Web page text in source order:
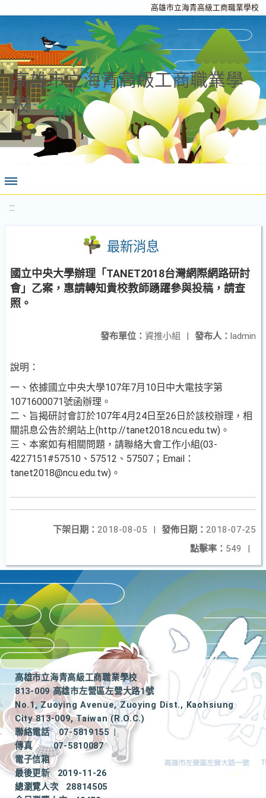
高雄市立海青高級工商職業學校
高雄市立海青高級工商職業學
校
:::
最新消息
國立中央大學辦理「TANET2018台灣網際網路研討
會」乙案，惠請轉知貴校教師踴躍參與投稿，請查
照。
發布人： ladmin
發布單位： 資推小組 |
說明：
一、依據國立中央大學107年7月10日中大電技字第
1071600071號函辦理。
二、旨揭研討會訂於107年4月24日至26日於該校辦理，相
關訊息公告於網站上(http://tanet2018.ncu.edu.tw)。
三、本案如有相關問題，請聯絡大會工作小組(03-
4227151#57510、57512、57507；Email：
tanet2018@ncu.edu.tw)。
發佈日期： 2018-07-25
下架日期： 2018-08-05
|
點擊率： 549 |
高雄市立海青高級工商職業學校
813-009 高雄市左營區左營大路1號
No.1, Zuoying Avenue, Zuoying Dist., Kaohsiung
City 813-009, Taiwan (R.O.C.)
聯絡電話
07-5819155
|
傳真
07-5810087
電子信箱
最後更新
2019-11-26
總瀏覽人次
28814505